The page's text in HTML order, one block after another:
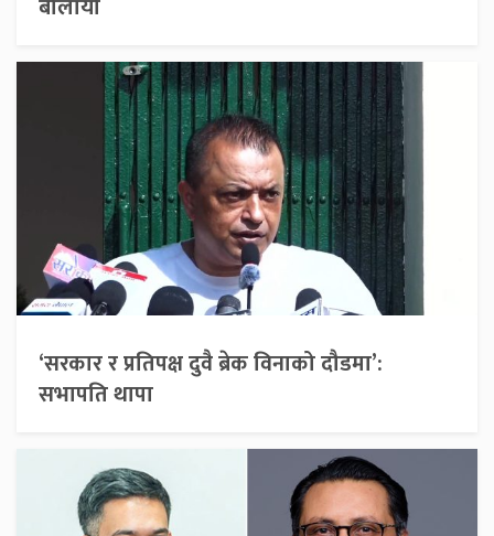
‘सरकार र प्रतिपक्ष दुवै ब्रेक विनाको दौडमा’:
सभापति थापा